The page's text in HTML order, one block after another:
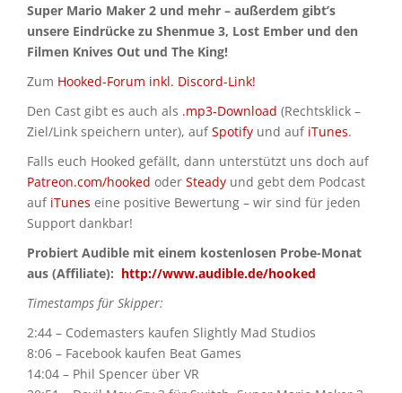
Super Mario Maker 2 und mehr – außerdem gibt’s
unsere Eindrücke zu Shenmue 3, Lost Ember und den
Filmen Knives Out und The King!
Zum Hooked-Forum inkl. Discord-Link!
Den Cast gibt es auch als .mp3-Download (Rechtsklick –
Ziel/Link speichern unter), aufSpotify und auf iTunes.
Falls euch Hooked gefällt, dann unterstützt uns doch auf
Patreon.com/hooked oder Steady und gebt dem Podcast
auf iTunes eine positive Bewertung – wir sind für jeden
Support dankbar!
Probiert Audible mit einem kostenlosen Probe-Monat
aus (Affiliate): http://www.audible.de/hooked
Timestamps für Skipper:
2:44 – Codemasters kaufen Slightly Mad Studios
8:06 – Facebook kaufen Beat Games
14:04 – Phil Spencer über VR